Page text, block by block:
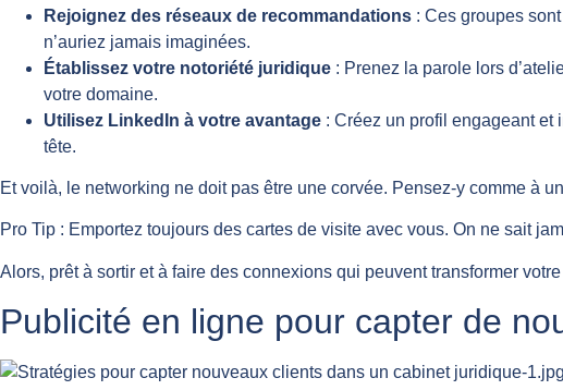
Rejoignez des réseaux de recommandations : Ces groupes
n’auriez jamais imaginées.
Établissez votre notoriété juridique : Prenez la parole lors
votre domaine.
Utilisez LinkedIn à votre avantage : Créez un profil engageant et
tête.
Et voilà, le networking ne doit pas être une corvée. Pensez-y comme à
Pro Tip : Emportez toujours des cartes de visite avec vous. On ne sait
Alors, prêt à sortir et à faire des connexions qui peuvent transformer
Publicité en ligne pour capter de